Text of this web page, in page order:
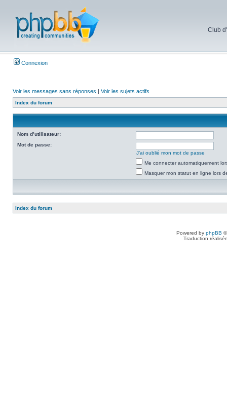
Club
Connexion
Voir les messages sans réponses | Voir les sujets actifs
Index du forum
Nom d’utilisateur:
Mot de passe:
J’ai oublié mon mot de passe
Me connecter automatiquement
Masquer mon statut en ligne lors
Index du forum
Powered by phpBB
Traduction